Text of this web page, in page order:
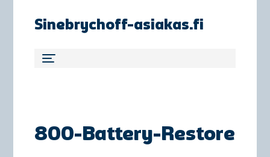
Sinebrychoff-asiakas.fi
800-Battery-Restore